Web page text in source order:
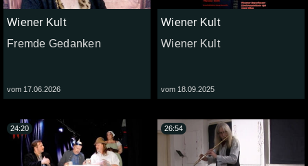
Wiener Kult
Fremde Gedanken
vom 17.06.2026
Wiener Kult
Wiener Kult
vom 18.09.2025
24:20 26:54